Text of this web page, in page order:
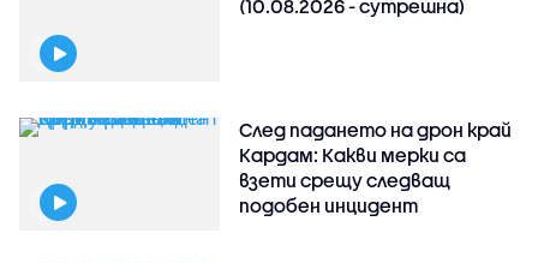
(10.08.2026 - сутрешна)
След падането на дрон край
Кардам: Какви мерки са
взети срещу следващ
подобен инцидент